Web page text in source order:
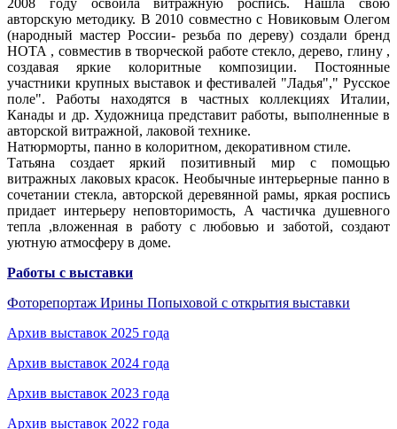
авторскую методику. В 2010 совместно с Новиковым Олегом
(народный мастер России- резьба по дереву) создали бренд
НОТА , совместив в творческой работе стекло, дерево, глину ,
создавая яркие колоритные композиции. Постоянные
участники крупных выставок и фестивалей "Ладья"," Русское
поле". Работы находятся в частных коллекциях Италии,
Канады и др. Художница представит работы, выполненные в
авторской витражной, лаковой технике.
Натюрморты, панно в колоритном, декоративном стиле.
Татьяна создает яркий позитивный мир с помощью
витражных лаковых красок. Необычные интерьерные панно в
сочетании стекла, авторской деревянной рамы, яркая роспись
придает интерьеру неповторимость, А частичка душевного
тепла ,вложенная в работу с любовью и заботой, создают
уютную атмосферу в доме.
Работы с выставки
Фоторепортаж Ирины Попыховой с открытия выставки
Архив выставок 2025 года
Архив выставок 2024 года
Архив выставок 2023 года
Архив выставок 2022 года